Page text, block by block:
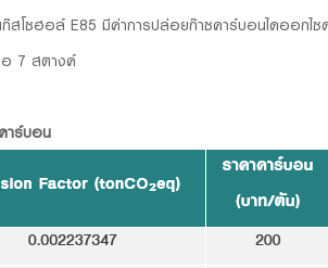
สโซฮอล์ E85 มีค่าการปล่อยก๊าซคาร์บอนไดออก
อ 7 สตางค์
าร์บอน